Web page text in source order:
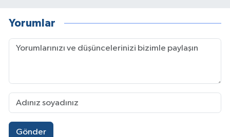
Yorumlar
Gönder